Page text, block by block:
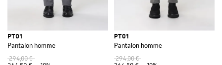
PT01
Pantalon homme
294,00 €
PT01
Pantalon homme
294,00 €